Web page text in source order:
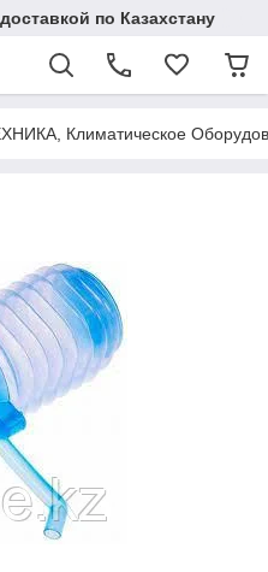
по Казахстану
Климатическое